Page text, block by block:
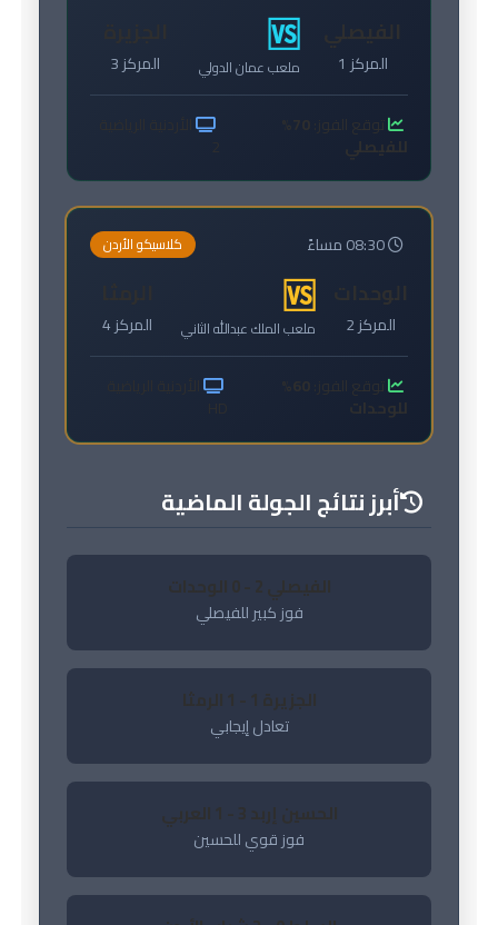
المركز 1 🆚
ملعب عمان الدولي المركز 3
توقع الفوز:
للفيصلي
08:30 مساءً كلاسيكو الأردن
المركز 2 🆚
ملعب الملك عبدالله الثاني المركز 4
توقع الفوز:
للوحدات
أبرز نتائج الجولة الماضية
الفيصلي 2 - 0 الوحدات
فوز كبير للفيصلي
الجزيرة 1 - 1 الرمثا
تعادل إيجابي
الحسين إربد 3 - 1 العربي
فوز قوي للحسين